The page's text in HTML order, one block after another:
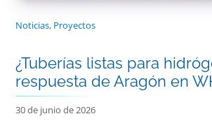
Noticias, Proyectos
¿Tuberías listas para
respuesta de Aragón en
30 de junio de 2026